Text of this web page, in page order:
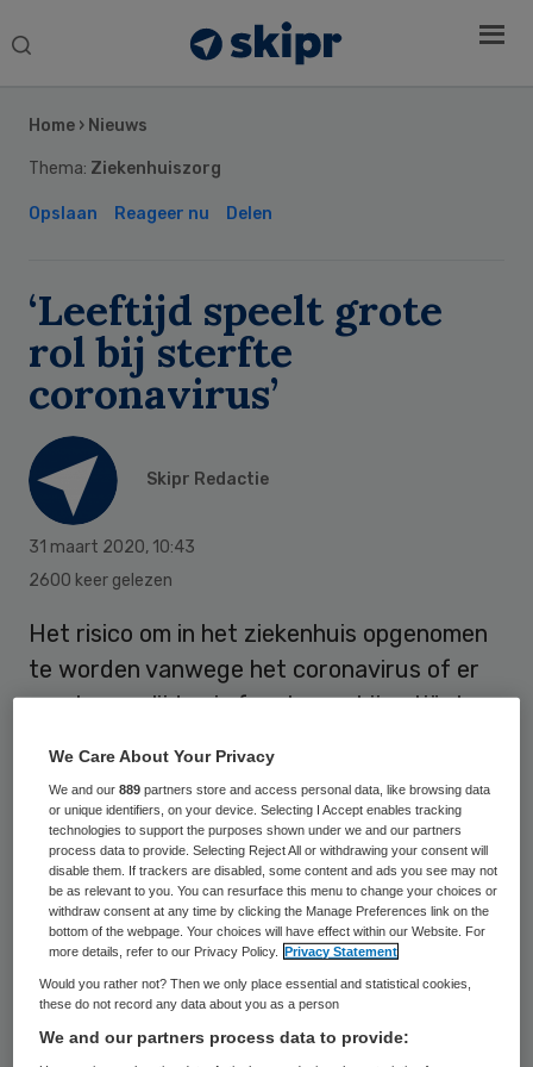
Search
Home › Nieuws
Thema: Ziekenhuiszorg
Opslaan Reageer nu Delen
‘Leeftijd speelt grote
rol bij sterfte
coronavirus’
Skipr Redactie
31 maart 2020, 10:43
2600 keer gelezen
Het risico om in het ziekenhuis opgenomen
te worden vanwege het coronavirus of er
aan te overlijden is fors hoger bij patiënten
tijdschrift The Lancet Infectious Diseases.
De wetenschappers baseren zich op ruim
70.000 klinisch vastgestelde
besmettingsgevallen in China en 689
geïnfecteerden die gerepatrieerd werden
uit de stad Wuhan. In Wuhan dook het virus
Sidebar
We Care About Your Privacy
We and our889 partners store and access personal data, like browsing data
or unique identifiers, on your device. Selecting I Accept enables tracking
technologies to support the purposes shown under we and our partners
process data to provide. Selecting Reject All or withdrawing your consent will
disable them. If trackers are disabled, some content and ads you see may not
be as relevant to you. You can resurface this menu to change your choices or
withdraw consent at any time by clicking the Manage Preferences link on the
bottom of the webpage. Your choices will have effect within our Website. For
more details, refer to our Privacy Policy.
Privacy Statement
Would you rather not? Then we only place essential and statistical cookies,
these do not record any data about you as a person
We and our partners process data to provide: